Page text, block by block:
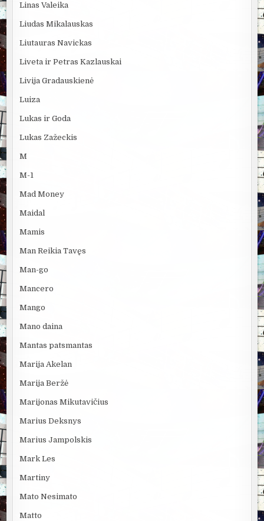
Linas Valeika
Liudas Mikalauskas
Liutauras Navickas
Liveta ir Petras Kazlauskai
Livija Gradauskienė
Luiza
Lukas ir Goda
Lukas Zažeckis
M
M-1
Mad Money
Maidal
Mamis
Man Reikia Tavęs
Man-go
Mancero
Mango
Mano daina
Mantas patsmantas
Marija Akelan
Marija Beržė
Marijonas Mikutavičius
Marius Deksnys
Marius Jampolskis
Mark Les
Martiny
Mato Nesimato
Matto